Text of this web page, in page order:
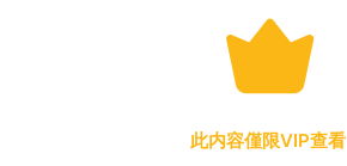
此内容僅限VIP查看